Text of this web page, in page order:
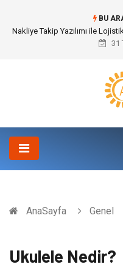
BU
Nakliye Takip Yazılımı ile
31
AnaSayfa Genel
Ukulele Nedir?